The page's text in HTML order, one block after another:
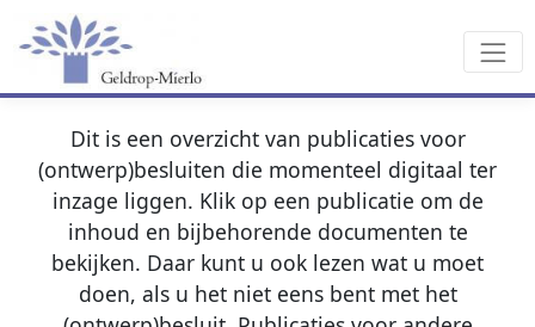
Dit is een overzicht van publicaties voor
(ontwerp)besluiten die momenteel digitaal ter
inzage liggen. Klik op een publicatie om de
inhoud en bijbehorende documenten te
bekijken. Daar kunt u ook lezen wat u moet
doen, als u het niet eens bent met het